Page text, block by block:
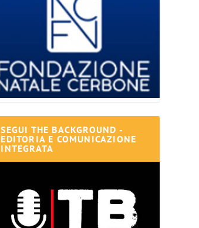
SEGUI THE BACKGROUND -
EDITORIA E COMUNICAZIONE
INTEGRATA